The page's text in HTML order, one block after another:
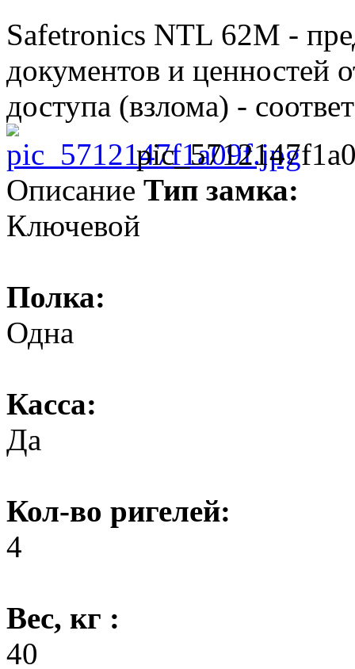
Safetronics NTL 62M -
документов и ценностей
доступа (взлома) -
Описание Тип замка:
Ключевой
Полка:
Одна
Касса:
Да
Кол-во ригелей:
4
Вес, кг :
40